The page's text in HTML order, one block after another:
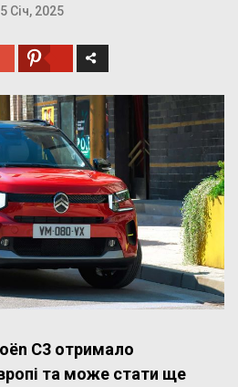
Січ, 2025
C3 отримало
та може стати ще